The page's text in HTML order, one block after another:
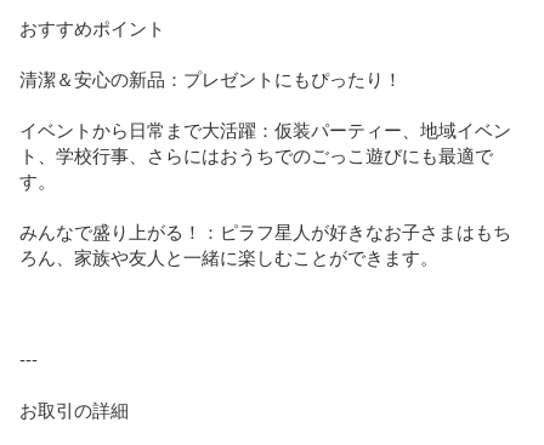
おすすめポイント
清潔＆安心の新品：プレゼントにもぴったり！
イベントから日常まで大活躍：仮装パーティー、地域イベン
ト、学校行事、さらにはおうちでのごっこ遊びにも最適で
す。
みんなで盛り上がる！：ピラフ星人が好きなお子さまはもち
ろん、家族や友人と一緒に楽しむことができます。
---
お取引の詳細